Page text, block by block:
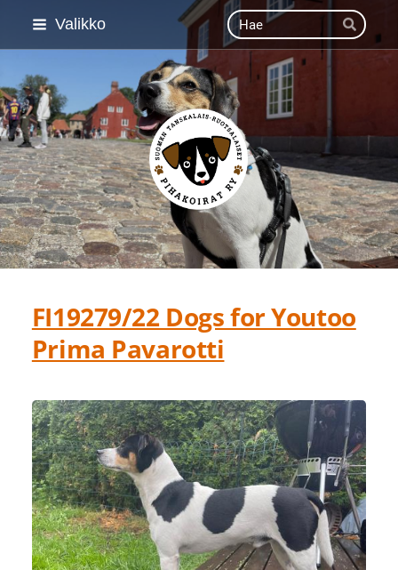
Siirry
Valikko Haku
Hae
Suomen Tanskalais-
FI19279/22 Dogs for Youtoo
Prima Pavarotti